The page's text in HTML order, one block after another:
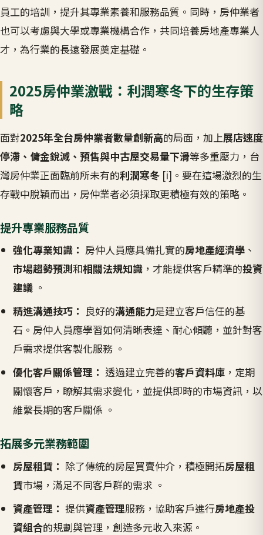
員工的培訓，提升其專業素養和服務品質。同時，房仲業者
也可以考慮與大學或專業機構合作，共同培養房地產專業人
才，為行業的長遠發展奠定基礎。
2025房仲業激戰：利潤寒冬下的生存策
略
面對2025年全台房仲業者數量創新高的局面，加上展店速度
停滯、傭金銳減、預售與中古屋交易量下滑等多重壓力，台
灣房仲業正面臨前所未有的利潤寒冬 [i]。要在這場激烈的生
存戰中脫穎而出，房仲業者必須採取更積極有效的策略。
提升專業服務品質
強化專業知識： 房仲人員應具備扎實的房地產經濟學 、
市場趨勢預測和相關法規知識 ，才能提供客戶精準的投資
建議 。
精進溝通技巧： 良好的溝通能力是建立客戶信任的基
石。房仲人員應學習如何清晰表達、耐心傾聽，並針對客
戶需求提供客製化服務 。
優化客戶關係管理： 透過建立完善的客戶資料庫 ，定期
關懷客戶，瞭解其需求變化，並提供即時的市場資訊，以
維繫長期的客戶關係 。
拓展多元業務範圍
房屋租賃： 除了傳統的房屋買賣仲介，積極開拓房屋租
賃市場，滿足不同客戶群的需求 。
資產管理： 提供資產管理服務，協助客戶進行房地產投
資組合的規劃與管理，創造多元收入來源。